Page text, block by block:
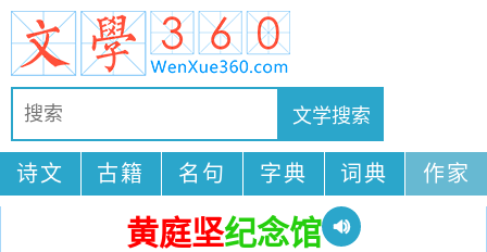
诗文 古籍 名句 字典 词典 作家
黄庭坚纪念馆